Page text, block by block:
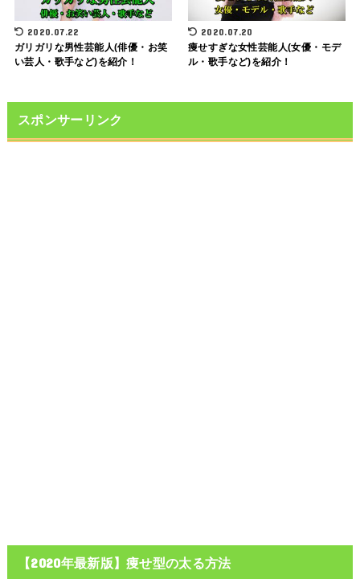
2020.07.22
ガリガリな男性芸能人(俳優・お笑
い芸人・歌手など)を紹介！
2020.07.20
痩せすぎな女性芸能人(女優・モデ
ル・歌手など)を紹介！
スポンサーリンク
【2020年最新版】痩せ型の太る方法